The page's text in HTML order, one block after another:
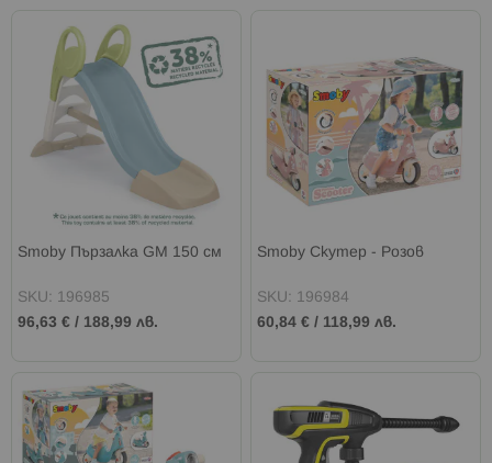
Smoby Пързалка GM 150 см
SKU: 196985
96,63 € / 188,99 лв.
Smoby Скутер - Розов
SKU: 196984
60,84 € / 118,99 лв.